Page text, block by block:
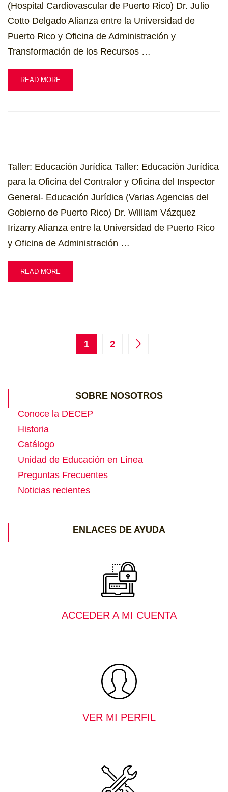
(Hospital Cardiovascular de Puerto Rico) Dr. Julio
Cotto Delgado Alianza entre la Universidad de
Puerto Rico y Oficina de Administración y
Transformación de los Recursos …
READ MORE
Taller: Educación Jurídica Taller: Educación Jurídica
para la Oficina del Contralor y Oficina del Inspector
General- Educación Jurídica (Varias Agencias del
Gobierno de Puerto Rico) Dr. William Vázquez
Irizarry Alianza entre la Universidad de Puerto Rico
y Oficina de Administración …
READ MORE
1 2
SOBRE NOSOTROS
Conoce la DECEP
Historia
Catálogo
Unidad de Educación en Línea
Preguntas Frecuentes
Noticias recientes
ENLACES DE AYUDA
ACCEDER A MI CUENTA
VER MI PERFIL